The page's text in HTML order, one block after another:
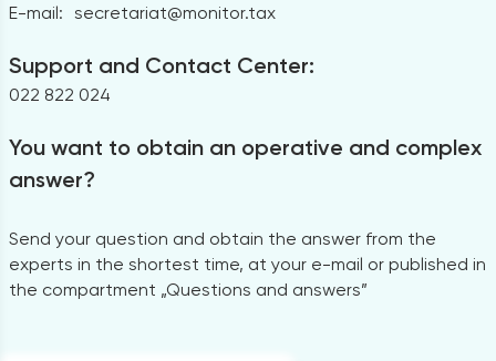
E-mail: secretariat@monitor.tax
Support and Contact Center:
022 822 024
You want to obtain an operative and complex
answer?
Send your question and obtain the answer from the
experts in the shortest time, at your e-mail or published in
the compartment „Questions and answers”